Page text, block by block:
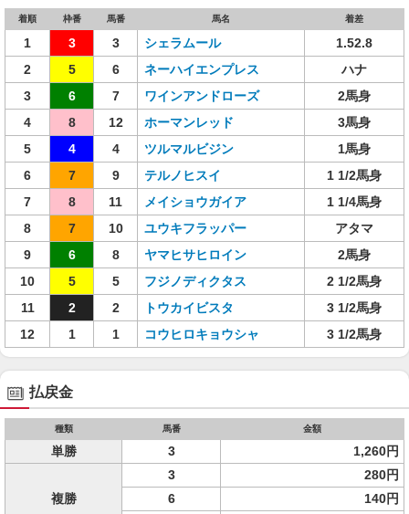
着順 枠番 馬番 馬名 着差
1 3 3 シェラムール
1.52.8
2
5 6 ネーハイエンプレス
ハナ
3
6 7 ワインアンドローズ
2馬身
4
8 12 ホーマンレッド
3馬身
5
4 4 ツルマルビジン
1馬身
6
7 9 テルノヒスイ
1 1/2馬身
7
8 11 メイショウガイア
1 1/4馬身
8
7 10 ユウキフラッパー
アタマ
9
6 8 ヤマヒサヒロイン
2馬身
10
5 5 フジノディクタス
2 1/2馬身
11
2 2 トウカイビスタ
3 1/2馬身
12
1 1 コウヒロキョウシャ 3 1/2馬身
払戻金
種類 馬番 金額
単勝 3 1,260円
複勝
3
280円
6
140円